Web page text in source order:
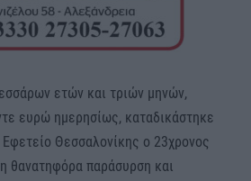
ετών και τριών μηνών,
ευρώ ημερησίως, καταδικάστηκε
Θεσσαλονίκης ο 23χρονος
θανατηφόρα παράσυρση και